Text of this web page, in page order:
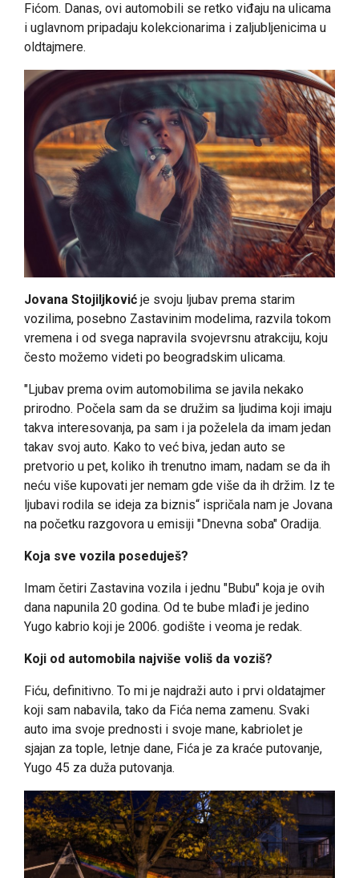
Fićom. Danas, ovi automobili se retko viđaju na ulicama
i uglavnom pripadaju kolekcionarima i zaljubljenicima u
oldtajmere.
Jovana Stojiljković je svoju ljubav prema starim
vozilima, posebno Zastavinim modelima, razvila tokom
vremena i od svega napravila svojevrsnu atrakciju, koju
često možemo videti po beogradskim ulicama.
"Ljubav prema ovim automobilima se javila nekako
prirodno. Počela sam da se družim sa ljudima koji imaju
takva interesovanja, pa sam i ja poželela da imam jedan
takav svoj auto. Kako to već biva, jedan auto se
pretvorio u pet, koliko ih trenutno imam, nadam se da ih
neću više kupovati jer nemam gde više da ih držim. Iz te
ljubavi rodila se ideja za biznis“ ispričala nam je Jovana
na početku razgovora u emisiji "Dnevna soba" Oradija.
Koja sve vozila poseduješ?
Imam četiri Zastavina vozila i jednu "Bubu" koja je ovih
dana napunila 20 godina. Od te bube mlađi je jedino
Yugo kabrio koji je 2006. godište i veoma je redak.
Koji od automobila najviše voliš da voziš?
Fiću, definitivno. To mi je najdraži auto i prvi oldatajmer
koji sam nabavila, tako da Fića nema zamenu. Svaki
auto ima svoje prednosti i svoje mane, kabriolet je
sjajan za tople, letnje dane, Fića je za kraće putovanje,
Yugo 45 za duža putovanja.